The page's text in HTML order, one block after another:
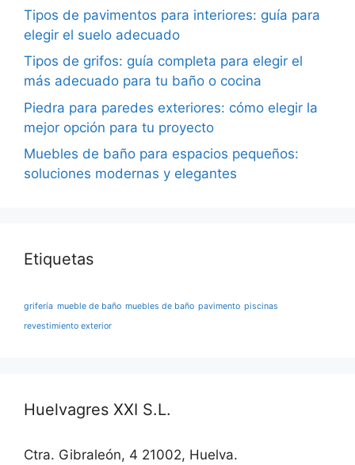
Tipos de pavimentos para interiores: guía para
elegir el suelo adecuado
Tipos de grifos: guía completa para elegir el
más adecuado para tu baño o cocina
Piedra para paredes exteriores: cómo elegir la
mejor opción para tu proyecto
Muebles de baño para espacios pequeños:
soluciones modernas y elegantes
Etiquetas
grifería mueble de baño muebles de baño pavimento piscinas
revestimiento exterior
Huelvagres XXI S.L.
Ctra. Gibraleón, 4 21002, Huelva.